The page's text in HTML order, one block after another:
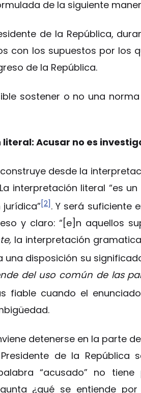
de la siguiente
de la República,
con los supuestos por los
de la República.
sostener o no una
Acusar no es
desde la
interpretación literal “es un
[2]. Y será suficiente
y claro: “[e]n aquellos
la interpretación
disposición su significado
del uso común de las
fiable cuando el
detenerse en la parte
de la República
“acusado” no tiene
¿qué se entiende por